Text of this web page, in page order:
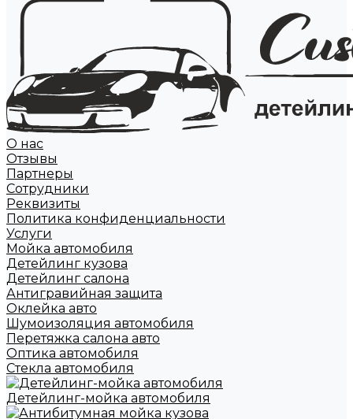
О нас
Отзывы
Партнеры
Сотрудники
Реквизиты
Политика конфиденциальности
Услуги
Мойка автомобиля
Детейлинг кузова
Детейлинг салона
Антигравийная защита
Оклейка авто
Шумоизоляция автомобиля
Перетяжка салона авто
Оптика автомобиля
Стекла автомобиля
Детейлинг-мойка автомобиля